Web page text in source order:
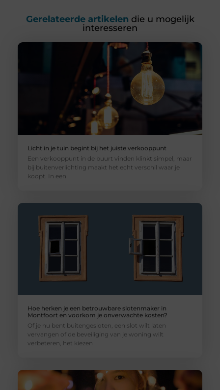
Gerelateerde artikelen die u mogelijk
interesseren
Licht in je tuin begint bij het juiste verkooppunt
Een verkooppunt in de buurt vinden klinkt simpel, maar
bij buitenverlichting maakt het echt verschil waar je
koopt. In een
Hoe herken je een betrouwbare slotenmaker in
Montfoort en voorkom je onverwachte kosten?
Of je nu bent buitengesloten, een slot wilt laten
vervangen of de beveiliging van je woning wilt
verbeteren, het kiezen